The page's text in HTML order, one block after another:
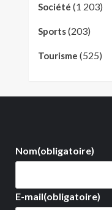
Société (1 203)
Sports(203)
Tourisme (525)
Nom(obligatoire)
E-mail(obligatoire)